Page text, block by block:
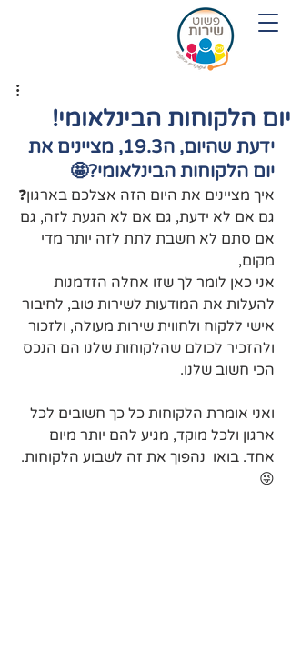
יום הלקוחות הבינלאומי!
ידעת שהיום, ה19.3, מציינים את
יום הלקוחות הבינלאומי?🤩
איך מציינים את היום הזה אצלכם בארגון❓
גם אם לא ידעת, גם אם לא הגעת לזה, גם
אם סתם לא חשבת לתת לזה יותר מדי
מקום,
אני כאן לומר לך שזו אחלה הזדמנות
להעלות את המודעות לשירות טוב, לחיבור
אישי ללקוח ולחווית שירות מעולה, ולזכור
ולהזכיר לכולם שהלקוחות שלנו הם הנכס
הכי חשוב שלנו.
ואני אומרת הלקוחות כל כך חשובים לכל
ארגון ולכל מוקד, מגיע להם יותר מיום
אחד. בואו  נהפוך את זה לשבוע הלקוחות.
😜